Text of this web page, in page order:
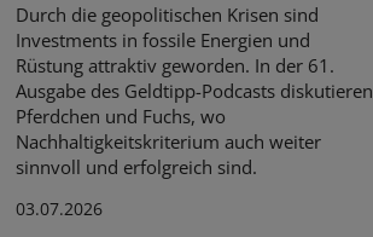
Durch die geopolitischen Krisen sind
Investments in fossile Energien und
Rüstung attraktiv geworden. In der 61.
Ausgabe des Geldtipp-Podcasts diskutieren
Pferdchen und Fuchs, wo
Nachhaltigkeitskriterium auch weiter
sinnvoll und erfolgreich sind.
03.07.2026